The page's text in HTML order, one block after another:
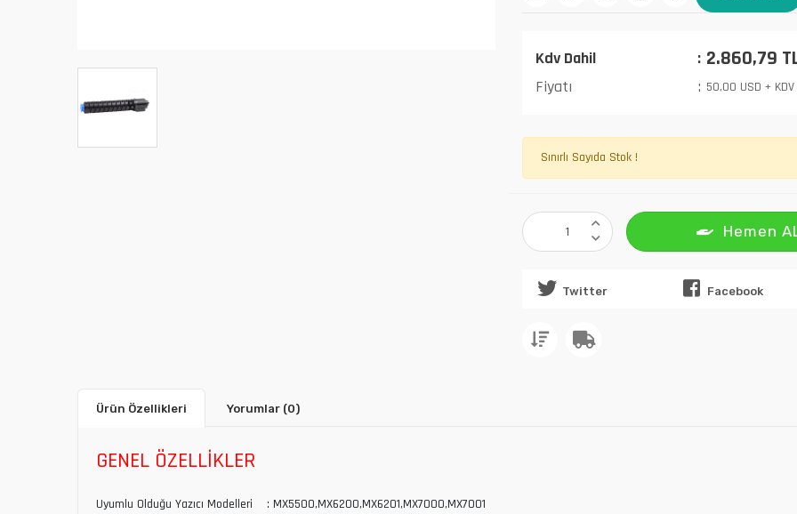
Kdv Dahil 2.860,79
Fiyatı 50,00 USD + KDV
Sınırlı Sayıda Stok !
Hemen
Twitter Facebook
Ürün Özellikleri Yorumlar (0)
GENEL ÖZELLİKLER
Uyumlu Olduğu Yazıcı Modelleri : MX5500,MX6200,MX6201,MX7000,MX7001